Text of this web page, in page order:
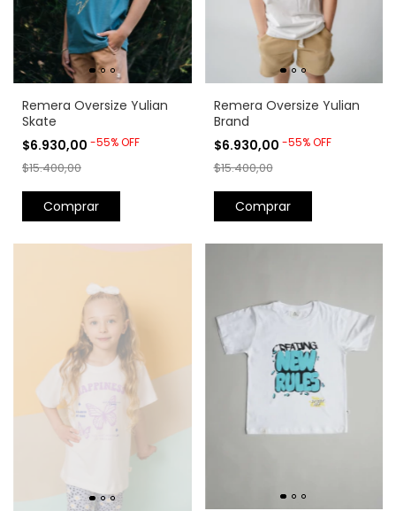
Remera Oversize Yulian
Skate
$6.930,00 -55%OFF
$15.400,00
Comprar
Remera Oversize Yulian
Brand
$6.930,00 -55%OFF
$15.400,00
Comprar